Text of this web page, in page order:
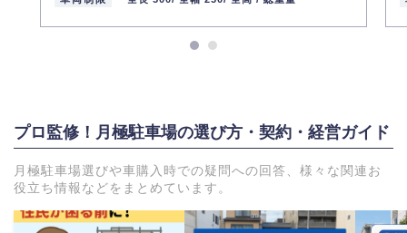
プロ監修！月極駐車場の選び方・契約・経営ガイド
月極駐車場選びや車購入時での疑問への回答、様々な関連お
役立ち情報などをまとめています。